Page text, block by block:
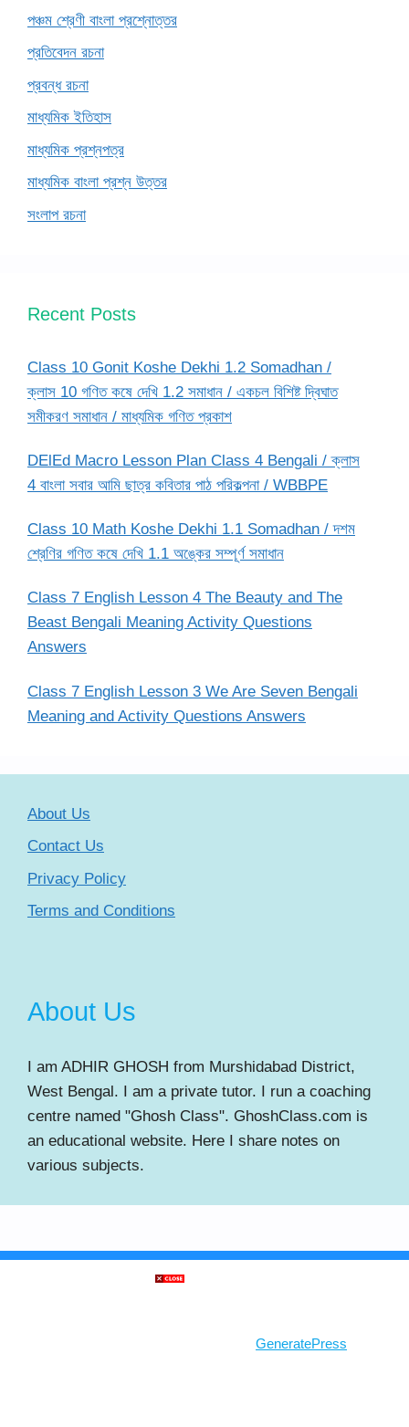
পঞ্চম শ্রেণী বাংলা প্রশ্নোত্তর
প্রতিবেদন রচনা
প্রবন্ধ রচনা
মাধ্যমিক ইতিহাস
মাধ্যমিক প্রশ্নপত্র
মাধ্যমিক বাংলা প্রশ্ন উত্তর
সংলাপ রচনা
Recent Posts
Class 10 Gonit Koshe Dekhi 1.2 Somadhan /
ক্লাস 10 গণিত কষে দেখি 1.2 সমাধান / একচল বিশিষ্ট দ্বিঘাত
সমীকরণ সমাধান / মাধ্যমিক গণিত প্রকাশ
DElEd Macro Lesson Plan Class 4 Bengali / ক্লাস
4 বাংলা সবার আমি ছাত্র কবিতার পাঠ পরিকল্পনা / WBBPE
Class 10 Math Koshe Dekhi 1.1 Somadhan / দশম
শ্রেণির গণিত কষে দেখি 1.1 অঙ্কের সম্পূর্ণ সমাধান
Class 7 English Lesson 4 The Beauty and The
Beast Bengali Meaning Activity Questions
Answers
Class 7 English Lesson 3 We Are Seven Bengali
Meaning and Activity Questions Answers
About Us
Contact Us
Privacy Policy
Terms and Conditions
About Us
I am ADHIR GHOSH from Murshidabad District,
West Bengal. I am a private tutor. I run a coaching
centre named "Ghosh Class". GhoshClass.com is
an educational website. Here I share notes on
various subjects.
GeneratePress